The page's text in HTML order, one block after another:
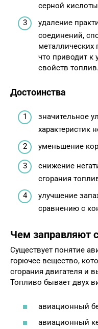
серной кислоты
удаление
соединений,
металлических
что приводит
свойств топлив.
Достоинства
значительное
характеристик
уменьшение
снижение
сгорания
улучшение
сравнению с
Чем заправляют
Существует понятие
горючее вещество,
сгорания двигателя и
Топливо бывает двух
авиационный
авиационный